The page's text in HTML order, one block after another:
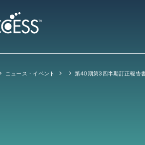
ニュース・イベント 第40期第3四半期訂正報告